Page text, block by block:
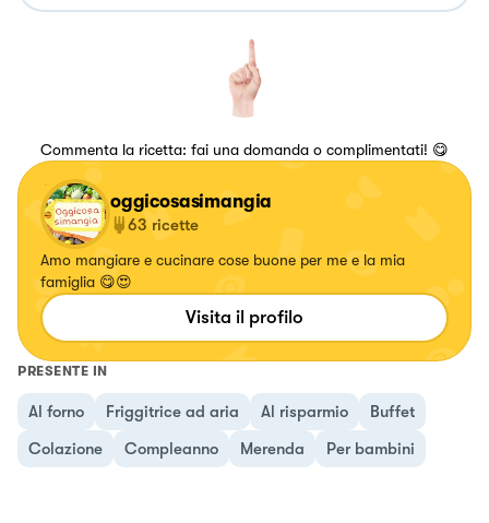
Commenta la ricetta: fai una domanda o complimentati! 😋
oggicosasimangia
63 ricette
Amo mangiare e cucinare cose buone per me e la mia
famiglia 😋😍
Visita il profilo
PRESENTE IN
Al forno Friggitrice ad aria Al risparmio
Buffet
Colazione
Compleanno Merenda Per bambini